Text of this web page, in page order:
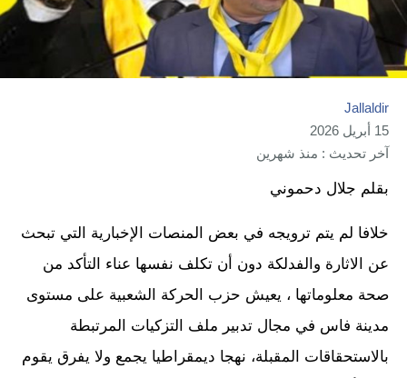
Jallaldir
15 أبريل 2026
آخر تحديث : منذ شهرين
بقلم جلال دحموني
خلافا لم يتم ترويجه في بعض المنصات الإخبارية التي تبحث
عن الاثارة والفدلكة دون أن تكلف نفسها عناء التأكد من
صحة معلوماتها ، يعيش حزب الحركة الشعبية على مستوى
مدينة فاس في مجال تدبير ملف التزكيات المرتبطة
بالاستحقاقات المقبلة، نهجا ديمقراطيا يجمع ولا يفرق يقوم